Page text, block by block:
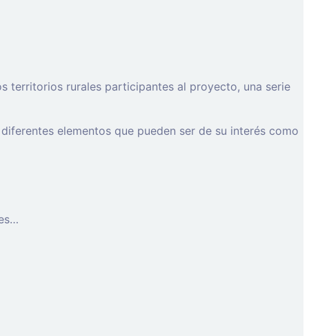
territorios rurales participantes al proyecto, una serie
elementos que pueden ser de su interés como